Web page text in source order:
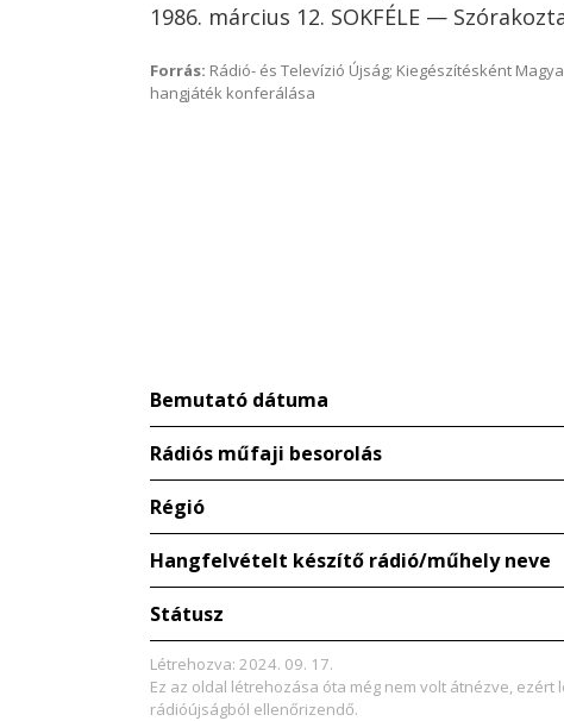
1986. március 12. SOKFÉLE —
Forrás: Rádió- és Televízió Újság; Kiegészítésként
hangjáték konferálása
Bemutató dátuma
Rádiós műfaji besorolás
Régió
Hangfelvételt készítő rádió/műhely neve
Státusz
Létrehozva: 2024. 09. 17.
Ez az oldal létrehozása óta még nem volt átnézve,
rádióújságból ellenőrizendő.